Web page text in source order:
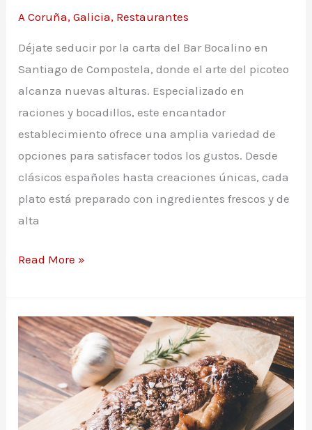
A Coruña,Galicia, Restaurantes
Déjate seducir por la carta del Bar Bocalino en
Santiago de Compostela, donde el arte del picoteo
alcanza nuevas alturas. Especializado en
raciones y bocadillos, este encantador
establecimiento ofrece una amplia variedad de
opciones para satisfacer todos los gustos. Desde
clásicos españoles hasta creaciones únicas, cada
plato está preparado con ingredientes frescos y de
alta
Carta
en
Santiago
Compostela
Read More »